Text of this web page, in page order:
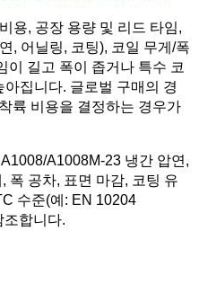
용, 공장 용량 및 리드 타임,
, 어닐링, 코팅), 코일 무게/폭
이 길고 폭이 좁거나 특수 코
집니다. 글로벌 구매의 경
륙 비용을 결정하는 경우가
A1008M-23 냉간 압연,
폭 공차, 표면 마감, 코팅 유
수준(예: EN 10204
조합니다.